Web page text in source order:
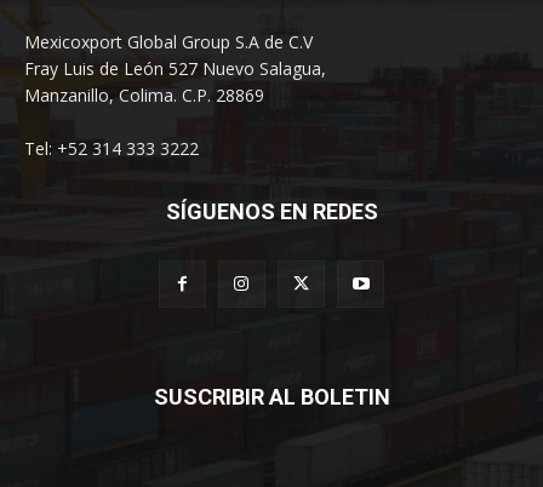
Mexicoxport Global Group S.A de C.V
Fray Luis de León 527 Nuevo Salagua,
Manzanillo, Colima. C.P. 28869
Tel: +52 314 333 3222
SÍGUENOS EN REDES
SUSCRIBIR AL BOLETIN